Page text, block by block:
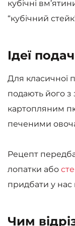
кубічні
“кубічний
Ідеї
Для класичної
подають його
картопляним
печеними
Рецепт
лопатки або
придбати у нас
Чим